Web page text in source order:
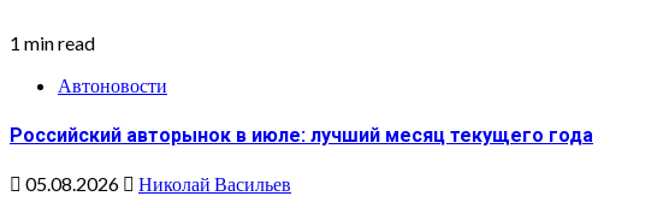
1 min read
Автоновости
Российский авторынок в июле: лучший месяц текущего года
05.08.2026 Николай Васильев